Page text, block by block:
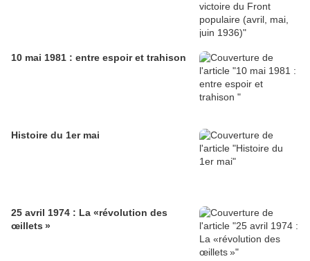
10 mai 1981 : entre espoir et trahison
Histoire du 1er mai
25 avril 1974 : La «révolution des
œillets »